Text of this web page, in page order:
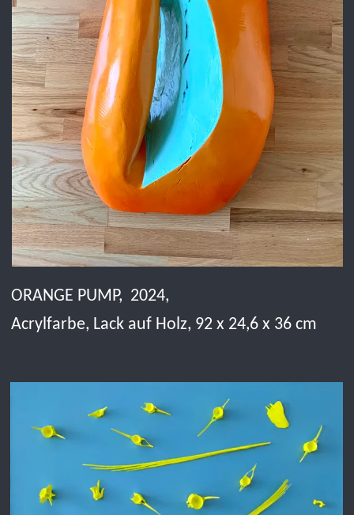
Schoten, Acrylfarbe auf Holz, 155 x 75 x 10 cm
LA MER, 2025,
Fischknochen, Acryl auf Leinwand, 70 x 50 cm